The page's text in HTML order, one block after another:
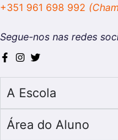
+351 961 698 992
Segue-nos nas redes
A Escola
Área do Aluno